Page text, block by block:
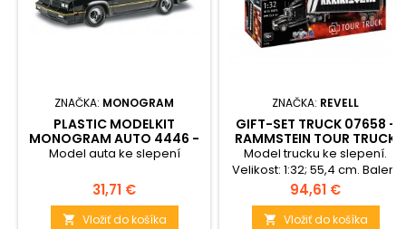
ZNAČKA: MONOGRAM
PLASTIC MODELKIT
MONOGRAM AUTO 4446 -
'85 OLDSMOBILE®
(1:25)
Model auta ke slepení
Cena
31,71 €
 Vložiť do košíka
ZNAČKA: REVELL
GIFT-SET TRUCK 07658 -
RAMMSTEIN TOUR TRUCK
(1:32)
Model trucku ke slepení.
Velikost: 1:32; 55,4 cm. Balení
obsahuje: 96 dílků ke slepení,
lepidlo, štětec a barvičky.
Cena
94,61 €
 Vložiť do košíka